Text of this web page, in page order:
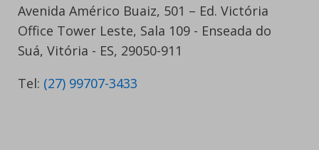
Avenida Américo Buaiz, 501 – Ed. Victória
Office Tower Leste, Sala 109 - Enseada do
Suá, Vitória - ES, 29050-911
Tel: (27) 99707-3433